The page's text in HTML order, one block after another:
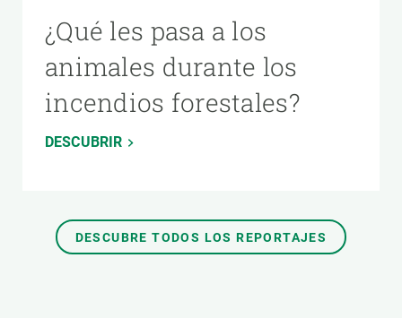
¿Qué les pasa a los
animales durante los
incendios forestales?
DESCUBRIR
DESCUBRE TODOS LOS REPORTAJES